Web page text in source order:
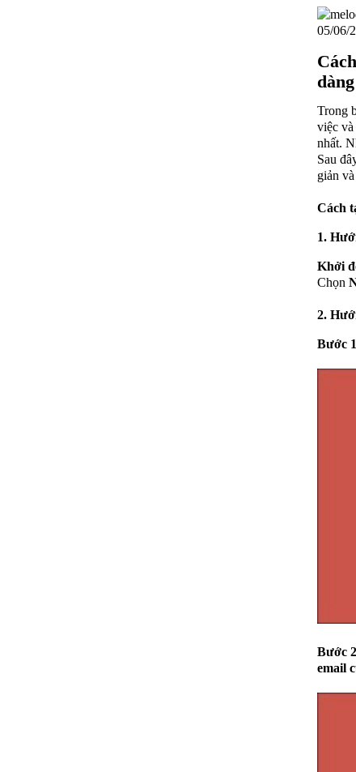
05/06/
dàng
Trong
việc
nhất.
Sau
giản
Cách
1.
Khởi
Chọn
2.
Bước
Bước
email